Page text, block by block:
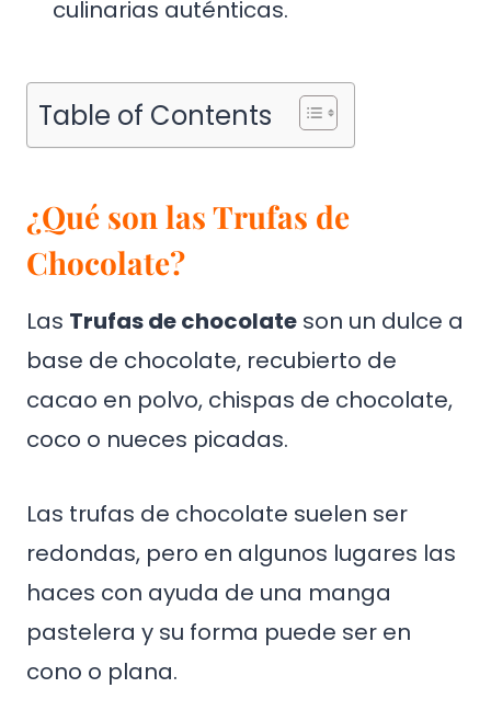
culinarias auténticas.
Table of Contents
¿Qué son las Trufas de
Chocolate?
Las Trufas de chocolate son un dulce a
base de chocolate, recubierto de
cacao en polvo, chispas de chocolate,
coco o nueces picadas.
Las trufas de chocolate suelen ser
redondas, pero en algunos lugares las
haces con ayuda de una manga
pastelera y su forma puede ser en
cono o plana.